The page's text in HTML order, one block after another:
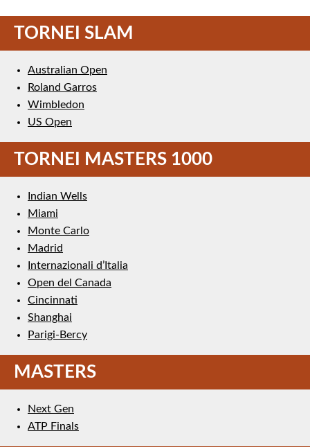
TORNEI SLAM
Australian Open
Roland Garros
Wimbledon
US Open
TORNEI MASTERS 1000
Indian Wells
Miami
Monte Carlo
Madrid
Internazionali d’Italia
Open del Canada
Cincinnati
Shanghai
Parigi-Bercy
MASTERS
Next Gen
ATP Finals